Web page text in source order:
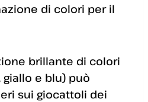
di colori per il
brillante di colori
e blu) può
sui giocattoli dei